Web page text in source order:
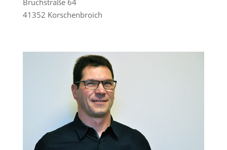
Bruchstraße 64
41352 Korschenbroich